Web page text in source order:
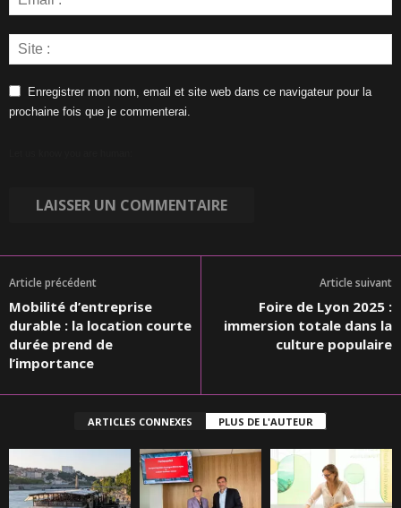
Enregistrer mon nom, email et site web dans ce navigateur pour la
prochaine fois que je commenterai.
Article précédent
Mobilité d’entreprise
durable : la location courte
durée prend de
l’importance
Article suivant
Foire de Lyon 2025 :
immersion totale dans la
culture populaire
ARTICLES CONNEXES PLUS DE L'AUTEUR